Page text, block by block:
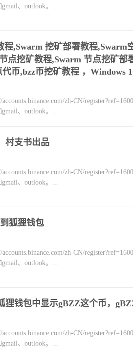
、outlook。...
程,Swarm 挖矿部署教程,Swarm
点挖矿教程,Swarm 节点挖矿部
币,bzz币挖矿教程 ，Windows
zh-CN/
、outlook。...
村支书出品
zh-CN/
、outlook。...
狐狸钱包
zh-CN/
、outlook。...
狸钱包中显示gBZZ这个币，
zh-CN/
、outlook。...